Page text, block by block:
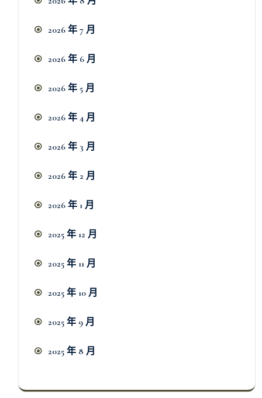
2026 年 7 月
2026 年 6 月
2026 年 5 月
2026 年 4 月
2026 年 3 月
2026 年 2 月
2026 年 1 月
2025 年 12 月
2025 年 11 月
2025 年 10 月
2025 年 9 月
2025 年 8 月